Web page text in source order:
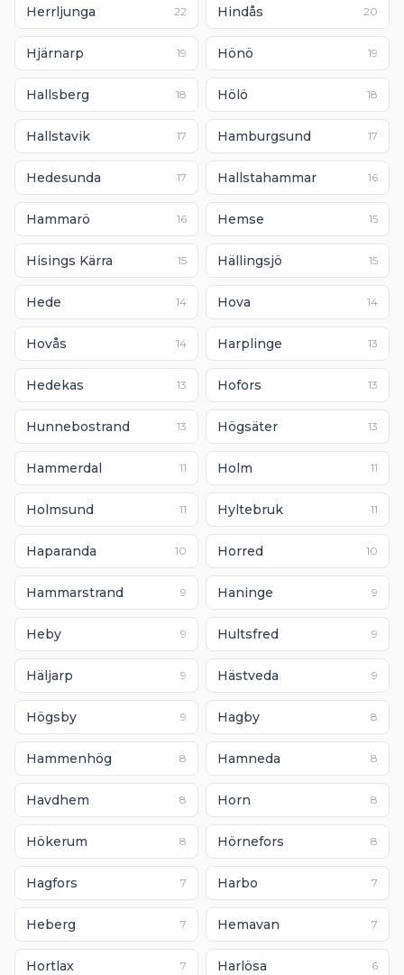
Herrljunga 22 Hindås 20
Hjärnarp 19 Hönö 19
Hallsberg 18 Hölö 18
Hallstavik 17 Hamburgsund 17
Hedesunda 17 Hallstahammar 16
Hammarö 16 Hemse 15
Hisings Kärra 15 Hällingsjö 15
Hede 14 Hova 14
Hovås 14 Harplinge 13
Hedekas 13 Hofors 13
Hunnebostrand 13 Högsäter 13
Hammerdal 11 Holm 11
Holmsund 11 Hyltebruk 11
Haparanda 10 Horred 10
Hammarstrand 9 Haninge 9
Heby 9 Hultsfred 9
Häljarp 9 Hästveda 9
Högsby 9 Hagby 8
Hammenhög 8 Hamneda 8
Havdhem 8 Horn 8
Hökerum 8 Hörnefors 8
Hagfors 7 Harbo 7
Heberg 7 Hemavan 7
Hortlax 7 Harlösa 6